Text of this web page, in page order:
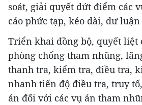
soát, giải quyết dứt điểm các
cáo phức tạp, kéo dài, dư
Triển khai đồng bộ, quyết liệt
phòng chống tham nhũng,
thanh tra, kiểm tra, điều tra,
nhanh tiến độ điều tra, truy
án đối với các vụ án tham